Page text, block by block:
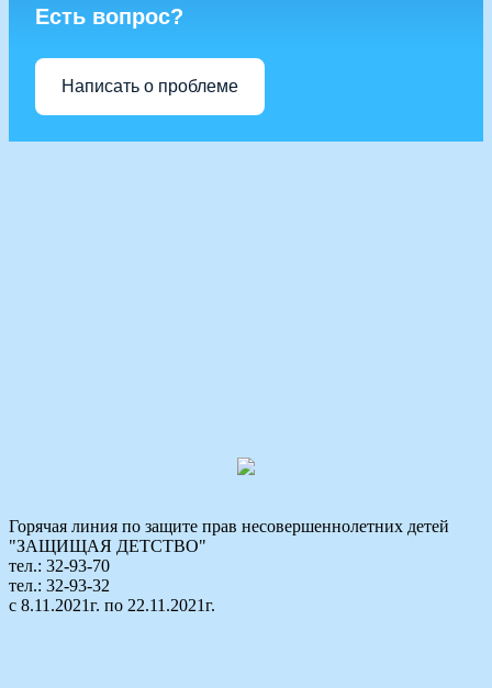
Есть вопрос?
Написать о проблеме
Горячая линия по защите прав несовершеннолетних детей
"ЗАЩИЩАЯ ДЕТСТВО"
тел.: 32-93-70
тел.: 32-93-32
с 8.11.2021г. по 22.11.2021г.